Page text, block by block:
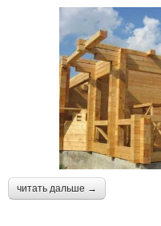
читать дальше →